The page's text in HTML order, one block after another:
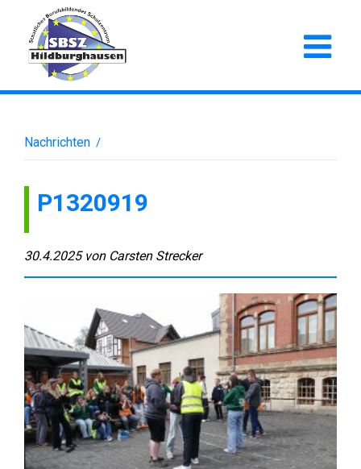
Nachrichten /
P1320919
30.4.2025 von Carsten Strecker